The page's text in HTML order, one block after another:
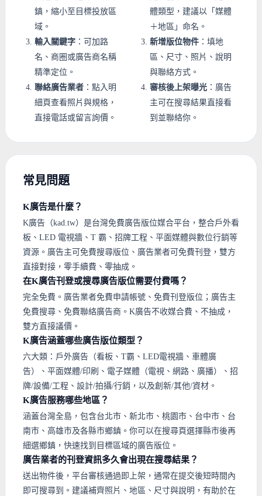
鎮，縮小至目標投放區
域。
輸入關鍵字 ：可加路
名、商圈或廣告商名稱
精準定位。
聯絡廣告業者 ：點入明
細頁查看照片與規格，
直接電話或留言詢價。
體類型，建議以「媒體
＋地區」命名。
新增版位物件 ：填地
區、尺寸、照片、說明
與聯絡方式。
審核後上架曝光 ：廣告
主可在搜尋結果直接看
到並聯絡你。
常見問題
K廣告是什麼？
K廣告（kad.tw）是台灣免費廣告版位媒合平台，整合戶外看
板、LED 電視牆、T 霸、招牌工程、平面媒體與數位行銷等
資源。廣告主可免費搜尋版位、廣告業者可免費刊登，雙方
直接對接，零手續費、零抽成。
在K廣告刊登或搜尋廣告版位需要付費嗎？
完全免費。廣告業者免費申請帳號、免費刊登版位；廣告主
免費搜尋、免費聯絡廣告商。K廣告不收媒合費、不抽成，
雙方直接議價。
K廣告涵蓋哪些廣告版位類型？
六大類：戶外廣告（看板、T霸、LED電視牆、車體廣
告）、平面媒體/印刷、電子媒體（電視、網路、廣播）、招
牌/設備/工程、設計/拍攝/行銷，以及創新/其他/資材。
K廣告服務哪些地區？
涵蓋台灣全島，包含台北市、新北市、桃園市、台中市、台
南市、高雄市及各縣市鄉鎮。你可以在搜尋頁選擇縣市後再
細選鄉鎮，快速找到目標區域的廣告版位。
廣告業者的刊登資訊多久會出現在搜尋結果？
送出物件後，平台審核通過即上架，通常在提交後短時間內
即可搜尋到。建議補齊照片、地區、尺寸與說明，有助於在